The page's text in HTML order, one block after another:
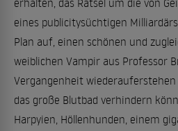
erhalten, das Rätsel um die von
eines publicitysüchtigen
Plan auf, einen schönen und
weiblichen Vampir aus Professor
Vergangenheit wiederauferstehen
das große Blutbad verhindern
Harpyien, Höllenhunden, einem